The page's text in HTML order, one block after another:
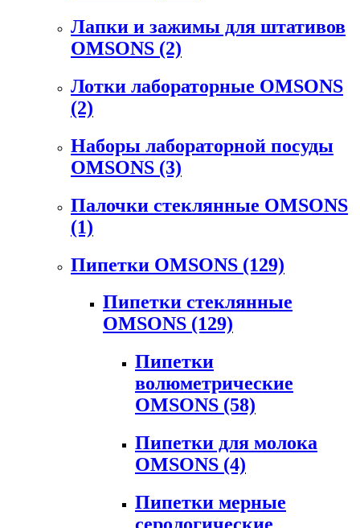
Лапки и зажимы для штативов
OMSONS (2)
Лотки лабораторные OMSONS
(2)
Наборы лабораторной посуды
OMSONS (3)
Палочки стеклянные OMSONS
(1)
Пипетки OMSONS (129)
Пипетки стеклянные
OMSONS (129)
Пипетки
волюметрические
OMSONS (58)
Пипетки для молока
OMSONS (4)
Пипетки мерные